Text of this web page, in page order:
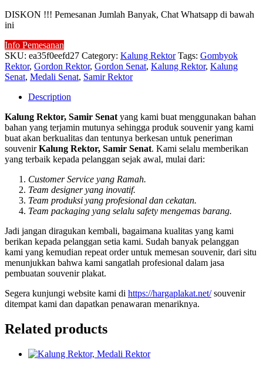
DISKON !!! Pemesanan Jumlah Banyak, Chat Whatsapp di bawah
ini
Info Pemesanan
SKU: ea35f0eefd27 Category: Kalung Rektor Tags: Gombyok
Rektor, Gordon Rektor, Gordon Senat, Kalung Rektor, Kalung
Senat, Medali Senat, Samir Rektor
Description
Kalung Rektor, Samir Senat yang kami buat menggunakan bahan
bahan yang terjamin mutunya sehingga produk souvenir yang kami
buat akan berkualitas dan tentunya berkesan untuk peneriman
souvenirKalung Rektor, Samir Senat. Kami selalu memberikan
yang terbaik kepada pelanggan sejak awal, mulai dari:
Customer Service yang Ramah.
Team designer yang inovatif.
Team produksi yang profesional dan cekatan.
Team packaging yang selalu safety mengemas barang.
Jadi jangan diragukan kembali, bagaimana kualitas yang kami
berikan kepada pelanggan setia kami. Sudah banyak pelanggan
kami yang kemudian repeat order untuk memesan souvenir, dari situ
menunjukkan bahwa kami sangatlah profesional dalam jasa
pembuatan souvenir plakat.
Segera kunjungi website kami di https://hargaplakat.net/souvenir
ditempat kami dan dapatkan penawaran menariknya.
Related products